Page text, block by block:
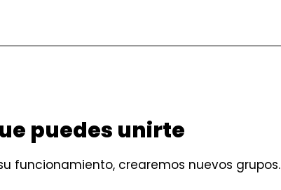
puedes unirte
funcionamiento, crearemos nuevos grupos.